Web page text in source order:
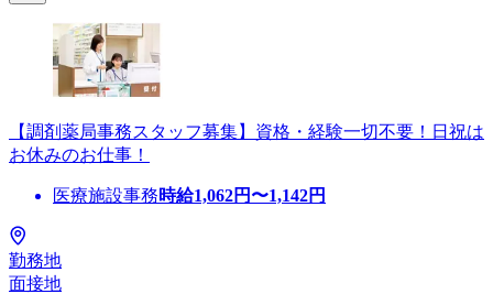
【調剤薬局事務スタッフ募集】資格・経験一切不要！日祝は
お休みのお仕事！
医療施設事務時給1,062円〜1,142円
勤務地
面接地